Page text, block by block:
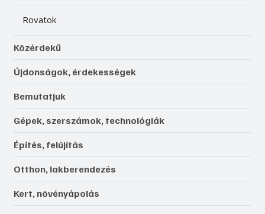
Rovatok
Közérdekű
Újdonságok, érdekességek
Bemutatjuk
Gépek, szerszámok, technológiák
Építés, felújítás
Otthon, lakberendezés
Kert, növényápolás